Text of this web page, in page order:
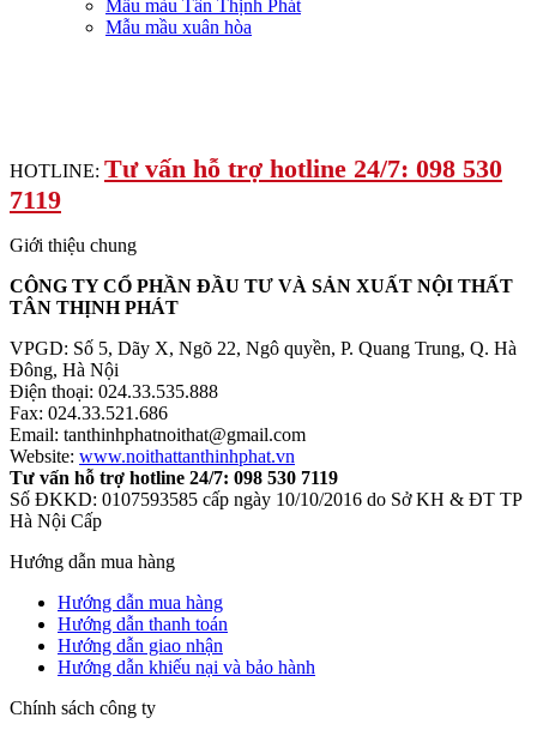
Mẫu màu Tân Thịnh Phát
Mẫu mầu xuân hòa
HOTLINE: Tư vấn hỗ trợ hotline 24/7: 098 530
7119
Giới thiệu chung
CÔNG TY CỔ PHẦN ĐẦU TƯ VÀ SẢN XUẤT NỘI THẤT
TÂN THỊNH PHÁT
VPGD: Số 5, Dãy X, Ngõ 22, Ngô quyền, P. Quang Trung, Q. Hà
Đông, Hà Nội
Điện thoại: 024.33.535.888
Fax: 024.33.521.686
Email: tanthinhphatnoithat@gmail.com
Website: www.noithattanthinhphat.vn
Tư vấn hỗ trợ hotline 24/7: 098 530 7119
Số ĐKKD: 0107593585 cấp ngày 10/10/2016 do Sở KH & ĐT TP
Hà Nội Cấp
Hướng dẫn mua hàng
Hướng dẫn mua hàng
Hướng dẫn thanh toán
Hướng dẫn giao nhận
Hướng dẫn khiếu nại và bảo hành
Chính sách công ty